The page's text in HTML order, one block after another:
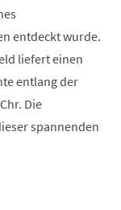
entdeckt wurde.
liefert einen
entlang der
Die
spannenden